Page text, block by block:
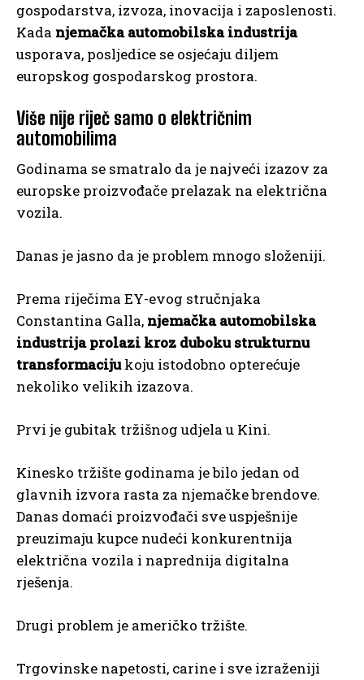
gospodarstva, izvoza, inovacija i zaposlenosti.
Kada njemačka automobilska industrija
usporava, posljedice se osjećaju diljem
europskog gospodarskog prostora.
Više nije riječ samo o električnim
automobilima
Godinama se smatralo da je najveći izazov za
europske proizvođače prelazak na električna
vozila.
Danas je jasno da je problem mnogo složeniji.
Prema riječima EY-evog stručnjaka
Constantina Galla, njemačka automobilska
industrija prolazi kroz duboku strukturnu
transformacijukoju istodobno opterećuje
nekoliko velikih izazova.
Prvi je gubitak tržišnog udjela u Kini.
Kinesko tržište godinama je bilo jedan od
glavnih izvora rasta za njemačke brendove.
Danas domaći proizvođači sve uspješnije
preuzimaju kupce nudeći konkurentnija
električna vozila i naprednija digitalna
rješenja.
Drugi problem je američko tržište.
Trgovinske napetosti, carine i sve izraženiji